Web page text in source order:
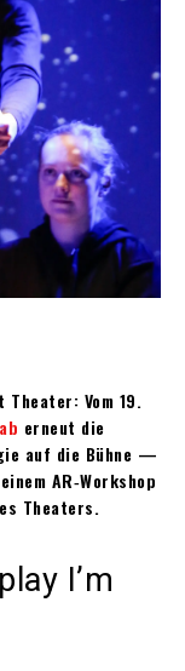
Vom 19.
erneut die
auf die Bühne —
AR‑Workshop
Theaters.
I’m